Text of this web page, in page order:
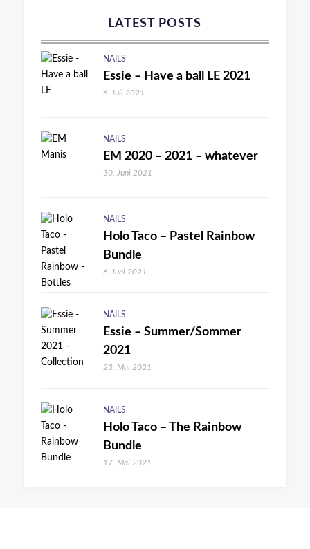
LATEST POSTS
NAILS
Essie – Have a ball LE 2021
6. Juli 2021
NAILS
EM 2020 – 2021 – whatever
30. Juni 2021
NAILS
Holo Taco – Pastel Rainbow
Bundle
6. Juni 2021
NAILS
Essie – Summer/Sommer
2021
23. Mai 2021
NAILS
Holo Taco – The Rainbow
Bundle
17. Mai 2021